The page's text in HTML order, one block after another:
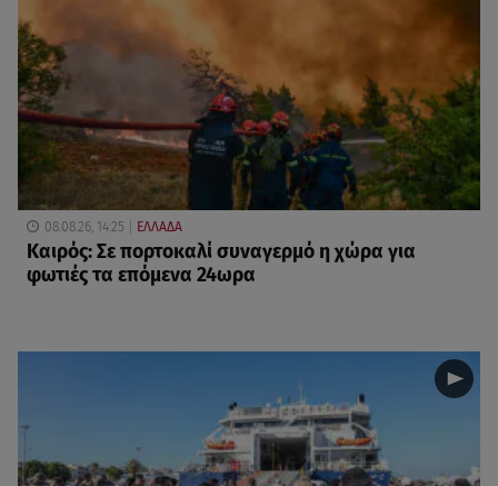
08.08.26, 14:25 ΕΛΛΑΔΑ
Καιρός: Σε πορτοκαλί συναγερμό η χώρα για
φωτιές τα επόμενα 24ωρα